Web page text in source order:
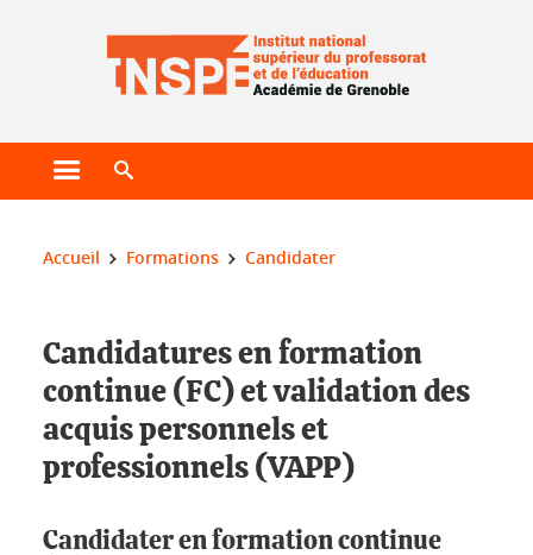
Ouvrir le menu principal
Vous êtes ici :
Accueil Formations Candidater
Candidatures en formation
continue (FC) et validation des
acquis personnels et
professionnels (VAPP)
Candidater en formation continue